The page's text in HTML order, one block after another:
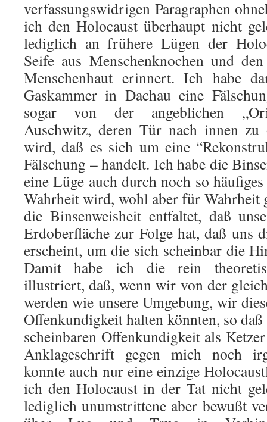
verfassungswidrigen Paragraphen
ich den Holocaust überhaupt nicht
lediglich an frühere Lügen der
Seife aus Menschenknochen und
Menschenhaut erinnert. Ich habe
Gaskammer in Dachau eine
sogar von der angeblichen
Auschwitz, deren Tür nach innen zu
wird, daß es sich um eine
Fälschung – handelt. Ich habe die
eine Lüge auch durch noch so
Wahrheit wird, wohl aber für Wahrheit
die Binsenweisheit entfaltet, daß
Erdoberfläche zur Folge hat, daß uns
erscheint, um die sich scheinbar die
Damit habe ich die rein
illustriert, daß, wenn wir von der
werden wie unsere Umgebung, wir
Offenkundigkeit halten könnten, so
scheinbaren Offenkundigkeit als
Anklageschrift gegen mich noch
konnte auch nur eine einzige
ich den Holocaust in der Tat nicht
lediglich unumstrittene aber bewußt